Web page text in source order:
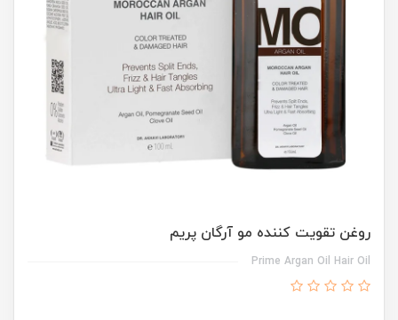
روغن تقویت کننده مو آرگان پریم
Prime Argan Oil Hair Oil